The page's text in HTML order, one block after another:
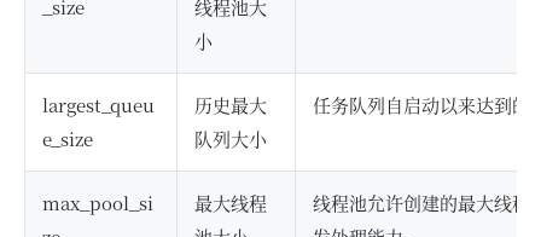
_size
线程池大
小
largest_queu
e_size
历史最大
队列大小
任务队列自启动以来达到的
max_pool_si
最大线程
线程池允许创建的最大线程